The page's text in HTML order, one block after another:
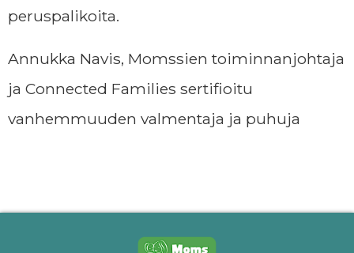
peruspalikoita.
Annukka Navis, Momssien toiminnanjohtaja
ja Connected Families sertifioitu
vanhemmuuden valmentaja ja puhuja